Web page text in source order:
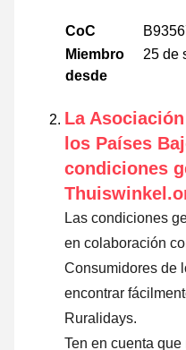
CoC
Miembro
desde
25 de
La
los Países
condiciones
Las condiciones
en colaboración
Consumidores de
encontrar
Ruralidays.
Ten en cuenta